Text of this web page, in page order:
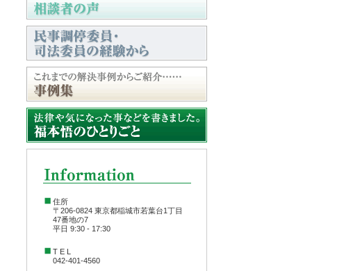
住所
〒206-0824 東京都稲城市若葉台1丁目
47番地の7
平日 9:30 - 17:30
T E L
042-401-4560